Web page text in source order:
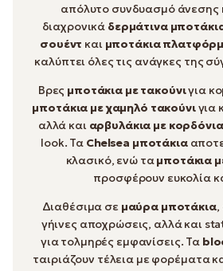
απόλυτο συνδυασμό άνεσης
διαχρονικά δερμάτινα
σουέντ και μποτάκια
καλύπτει όλες τις ανάγκες της
Βρες μποτάκια με τακούνιγια
μποτάκια με χαμηλό τακούνιγια
αλλά και αρβυλάκια με κορδόνια
look. Τα Chelsea μποτάκια
κλασικό, ενώ ταμποτάκια
προσφέρουν ευκολία
Διαθέσιμα σε μαύρα μποτάκια,
γήινες αποχρώσεις, αλλά και
για τολμηρές εμφανίσεις. Τα
ταιριάζουν τέλεια με φορέματα